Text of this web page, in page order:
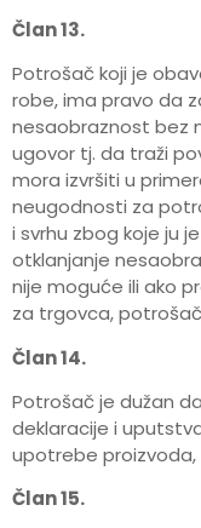
Član 13.
Potrošač koji je
robe, ima pravo da
nesaobraznost bez
ugovor tj. da traži
mora izvršiti u
neugodnosti za
i svrhu zbog koje ju
otklanjanje
nije moguće ili ako
za trgovca,
Član 14.
Potrošač je dužan
deklaracije i
upotrebe proizvoda,
Član 15.